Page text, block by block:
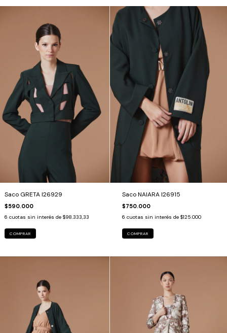
Saco GRETA I26929
$590.000
6 cuotas sin interés de $98.333,33
COMPRAR
Saco NAIARA I26915
$750.000
6 cuotas sin interés de $125.000
COMPRAR